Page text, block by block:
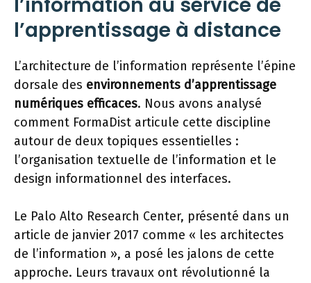
l’apprentissage à distance
L’architecture de l’information représente l’épine
dorsale des environnements d’apprentissage
numériques efficaces. Nous avons analysé
comment FormaDist articule cette discipline
autour de deux topiques essentielles :
l’organisation textuelle de l’information et le
design informationnel des interfaces.
Le Palo Alto Research Center, présenté dans un
article de janvier 2017 comme « les architectes
de l’information », a posé les jalons de cette
approche. Leurs travaux ont révolutionné la